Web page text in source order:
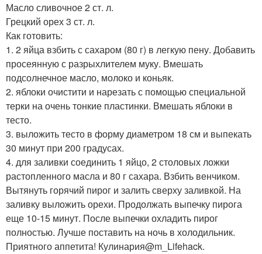
Масло сливочное 2 ст. л.
Грецкий орех 3 ст. л.
Как готовить:
1. 2 яйца взбить с сахаром (80 г) в легкую пену. Добавить
просеянную с разрыхлителем муку. Вмешать
подсолнечное масло, молоко и коньяк.
2. яблоки очистити и нарезать с помощью специальной
терки на очень тонкие пластинки. Вмешать яблоки в
тесто.
3. выложить тесто в форму диаметром 18 см и выпекать
30 минут при 200 градусах.
4. для заливки соединить 1 яйцо, 2 столовых ложки
растопленного масла и 80 г сахара. Взбить венчиком.
Вытянуть горячий пирог и залить сверху заливкой. На
заливку выложить орехи. Продолжать выпечку пирога
еще 10-15 минут. После выпечки охладить пирог
полностью. Лучше поставить на ночь в холодильник.
Приятного аппетита! Кулинария@m_Lifehack.